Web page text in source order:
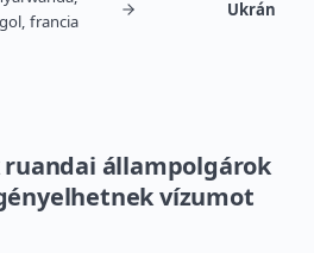
francia
Ukrán
ruandai állampolgárok
vízumot